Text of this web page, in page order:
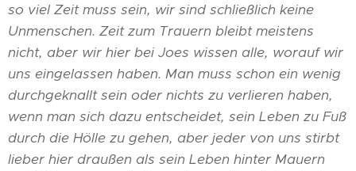
so viel Zeit muss sein, wir sind schließlich keine
Unmenschen. Zeit zum Trauern bleibt meistens
nicht, aber wir hier bei Joes wissen alle, worauf wir
uns eingelassen haben. Man muss schon ein wenig
durchgeknallt sein oder nichts zu verlieren haben,
wenn man sich dazu entscheidet, sein Leben zu Fuß
durch die Hölle zu gehen, aber jeder von uns stirbt
lieber hier draußen als sein Leben hinter Mauern